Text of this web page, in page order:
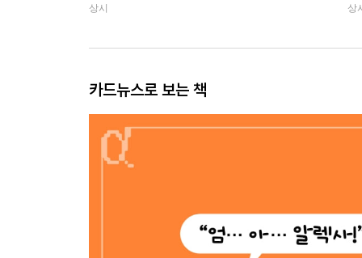
상시 상
카드뉴스로 보는 책